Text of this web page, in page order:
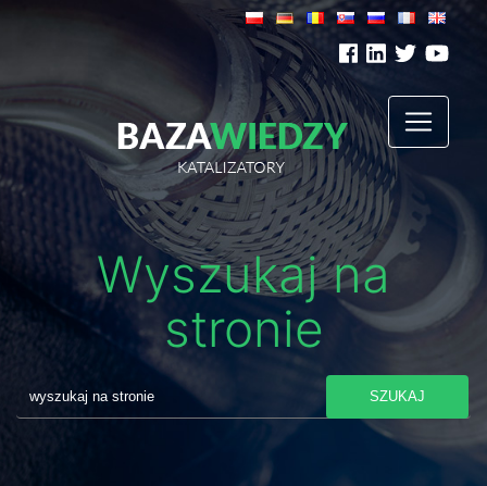
Wyszukaj na
stronie
SZUKAJ